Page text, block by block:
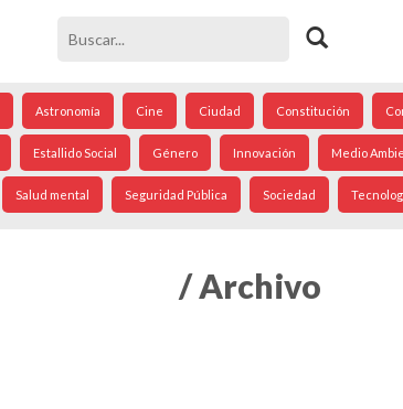
Astronomía Cine Ciudad Constitución
Estallido Social Género Innovación Medio
Salud mental Seguridad Pública Sociedad
/ Archivo